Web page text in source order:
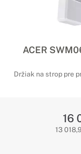
ACER
Držiak na strop pre
16
13